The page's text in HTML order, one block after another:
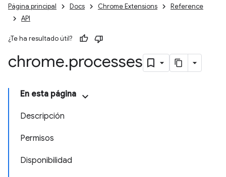
Página principal Docs Chrome Extensions
Reference
API
¿Te ha resultado útil?
chrome.processes
En esta página
Descripción
Permisos
Disponibilidad